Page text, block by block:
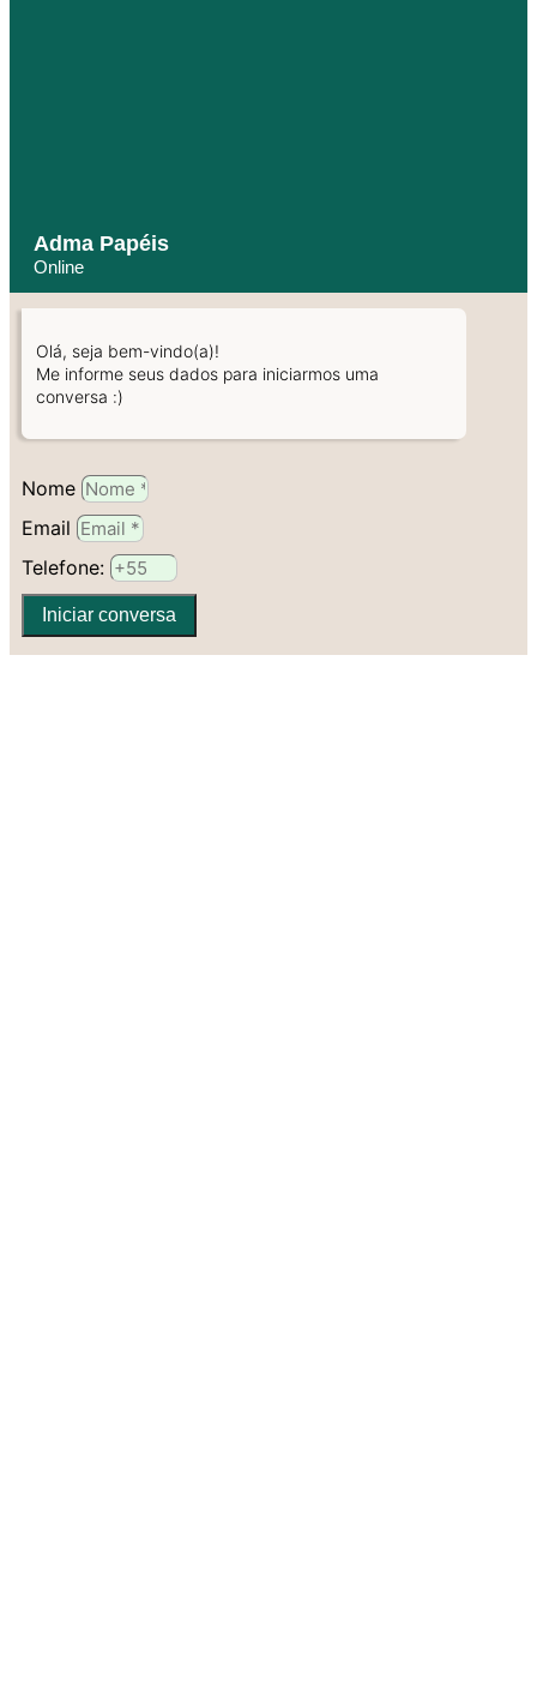
Adma Papéis
Online
Olá, seja bem-vindo(a)!
Me informe seus dados para iniciarmos uma
conversa :)
Nome
Email
Telefone:
Iniciar conversa